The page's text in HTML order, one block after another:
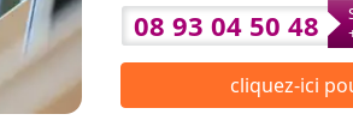
08 93 04 50 48
cliquez-ici